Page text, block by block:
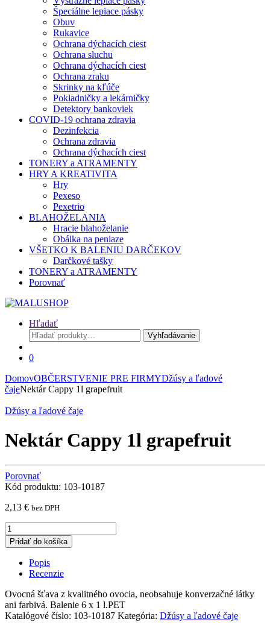
Špeciálne lepiace pásky
Obuv
Rukavice
Ochrana dýchacích ciest
Ochrana sluchu
Ochrana dýchacích ciest
Ochrana zraku
Skrinky na kľúče
Pokladničky a lekárničky
Detektory bankoviek
COVID-19 ochrana zdravia
Dezinfekcia
Ochrana zdravia
Ochrana dýchacích ciest
TONERY a ATRAMENTY
HRY A KREATIVITA
Hry
Pexeso
Pexetrio
BLAHOŽELANIA
Hracie blahoželanie
Obálka na peniaze
VŠETKO K BALENIU DARČEKOV
Darčkové tašky
TONERY a ATRAMENTY
Porovnať
Hľadať
Hľadať:
Vyhľadávanie
0
DomovOBČERSTVENIE PRE FIRMYDžúsy a ľadové
čajeNektár Cappy 1l grapefruit
Džúsy a ľadové čaje
Nektár Cappy 1l grapefruit
Porovnať
Kód produktu: 103-10187
2,13 € bez DPH
Nektár
Cappy
1l
grapefruit
quantity
Pridať do košíka
Popis
Recenzie
Ovocná šťava z kvalitného ovocia, neobsahuje konverzačné látky
ani farbivá. Balenie 6 x 1 l.PET
Katalógové číslo: 103-10187 Kategória: Džúsy a ľadové čaje